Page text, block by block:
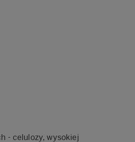
- celulozy, wysokiej